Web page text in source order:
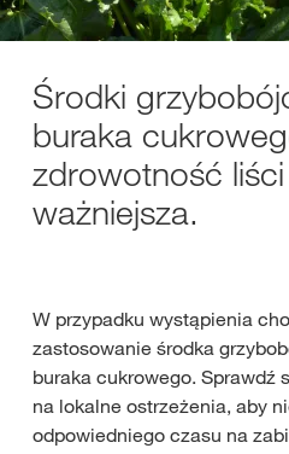
Środki
buraka
zdrowotność
ważniejsza.
W przypadku wystąpienia
zastosowanie środka
buraka cukrowego. Sprawdź
na lokalne ostrzeżenia, aby
odpowiedniego czasu na